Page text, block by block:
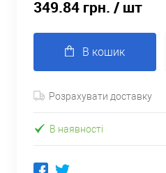
349.84 грн. / шт
В кошик
Розрахувати доставку
В наявності